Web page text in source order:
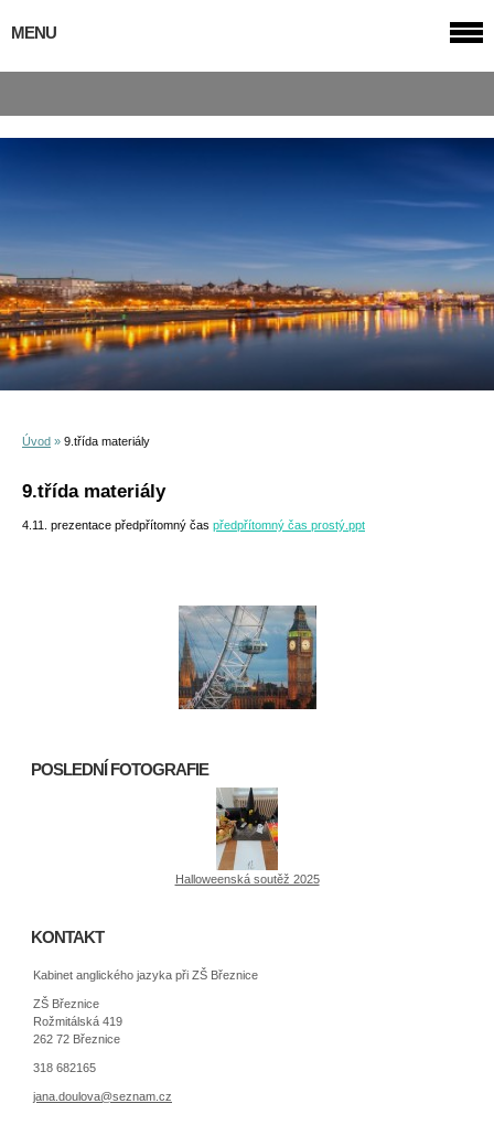
Úvod » 9.třída materiály
9.třída materiály
4.11. prezentace předpřítomný čas předpřítomný čas prostý.ppt
MENU
POSLEDNÍ FOTOGRAFIE
Halloweenská soutěž 2025
KONTAKT
Kabinet anglického jazyka při ZŠ Březnice
ZŠ Březnice
Rožmitálská 419
262 72 Březnice
318 682165
jana.doulova@seznam.cz